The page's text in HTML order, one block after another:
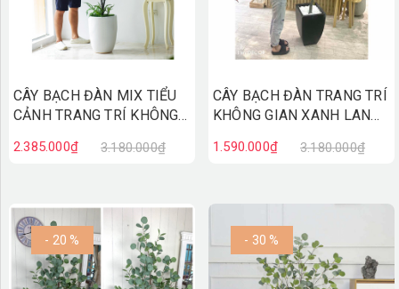
CÂY BẠCH ĐÀN MIX TIỂU
CẢNH TRANG TRÍ KHÔNG
(210CM) - LC3033 mix
2.385.000₫ 3.180.000₫
CÂY BẠCH ĐÀN TRANG TRÍ
KHÔNG GIAN XANH LAN
1.590.000₫ 3.180.000₫
- 20 % - 30 %